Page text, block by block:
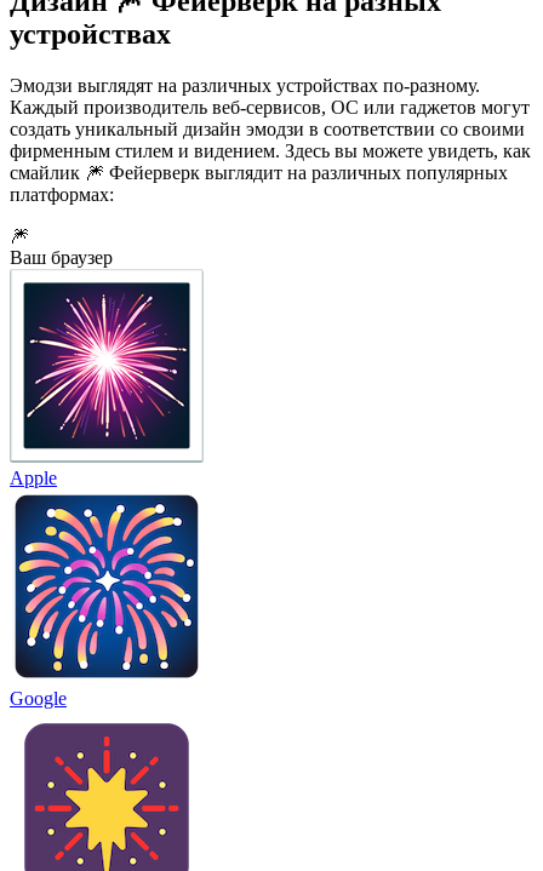
устройствах
Эмодзи выглядят на различных устройствах по-разному.
Каждый производитель веб-сервисов, ОС или гаджетов могут
создать уникальный дизайн эмодзи в соответствии со своими
фирменным стилем и видением. Здесь вы можете увидеть, как
смайлик 🎆 Фейерверк выглядит на различных популярных
платформах:
🎆
Ваш браузер
Apple
Google